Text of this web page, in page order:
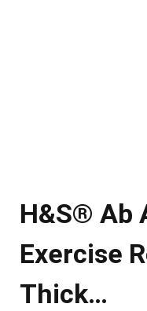
H&S® Ab
Exercise
Thick…